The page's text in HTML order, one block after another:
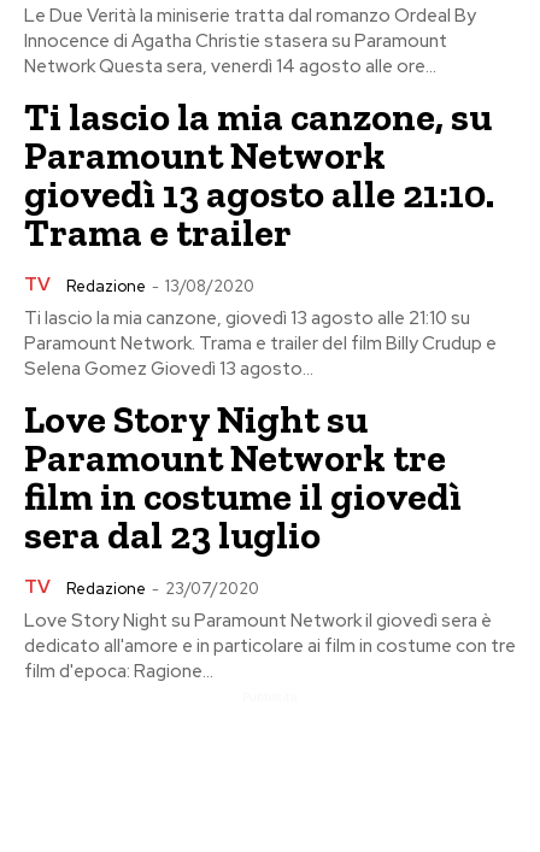
Le Due Verità la miniserie tratta dal romanzo Ordeal By
Innocence di Agatha Christie stasera su Paramount
Network Questa sera, venerdì 14 agosto alle ore...
Ti lascio la mia canzone, su
Paramount Network
giovedì 13 agosto alle 21:10.
Trama e trailer
TV Redazione - 13/08/2020
Ti lascio la mia canzone, giovedì 13 agosto alle 21:10 su
Paramount Network. Trama e trailer del film Billy Crudup e
Selena Gomez Giovedì 13 agosto...
Love Story Night su
Paramount Network tre
film in costume il giovedì
sera dal 23 luglio
TV Redazione - 23/07/2020
Love Story Night su Paramount Network il giovedì sera è
dedicato all'amore e in particolare ai film in costume con tre
film d'epoca: Ragione...